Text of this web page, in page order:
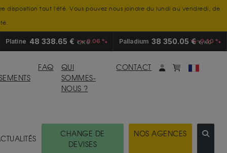
disposition tout l'été. Vous pouvez nous joindre du lundi au vendredi, de
Platine 48 338.65 € €/KG-0.06 % Palladium 38 350.05 €€/KG
-0.10 %
FAQ
QUI
SOMMES-
NOUS ?
CONTACT Mon compte
monpanier
CHANGE DE
DEVISES
NOS AGENCES